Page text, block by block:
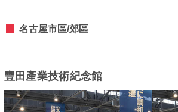
名古屋市區/郊區
豐田產業技術紀念館